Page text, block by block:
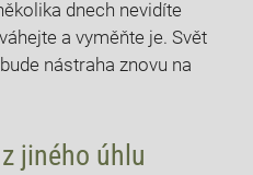
dnech nevidíte
a vyměňte je. Svět
nástraha‍ znovu ⁢na
jiného úhlu